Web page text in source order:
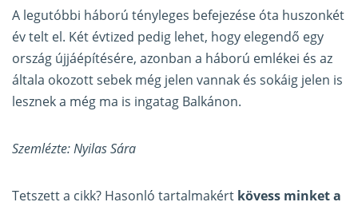
A legutóbbi háború tényleges befejezése óta huszonkét
év telt el. Két évtized pedig lehet, hogy elegendő egy
ország újjáépítésére, azonban a háború emlékei és az
általa okozott sebek még jelen vannak és sokáig jelen is
lesznek a még ma is ingatag Balkánon.
Szemlézte: Nyilas Sára
Tetszett a cikk? Hasonló tartalmakért kövess minket a